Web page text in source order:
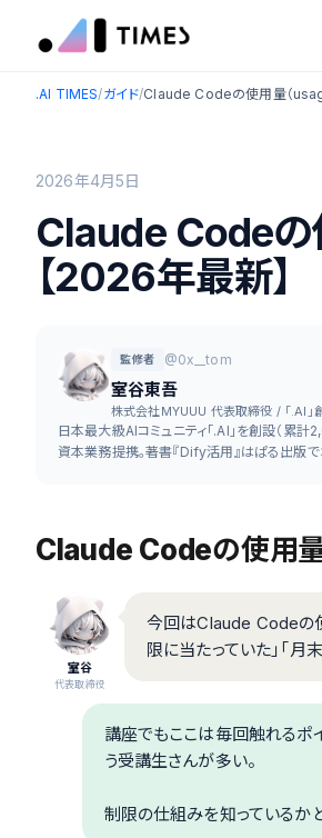
.AI TIMES/ガイド/
2026年4月5日
Claude Codeの
【2026年最新】
監修者 @0x__tom
室谷東吾
株式会社MYUUU 代表取締役 / 「.AI」
日本最大級AIコミュニティ「.AI」を創設（累計
資本業務提携。著書『Dify活用』はぱる出版で
Claude Codeの使用量
室谷
代表取締役
今回はClaude Codeの使
限に当たっていた」「月
講座でもここは毎回触れるポ
う受講生さんが多い。
制限の仕組みを知っているか